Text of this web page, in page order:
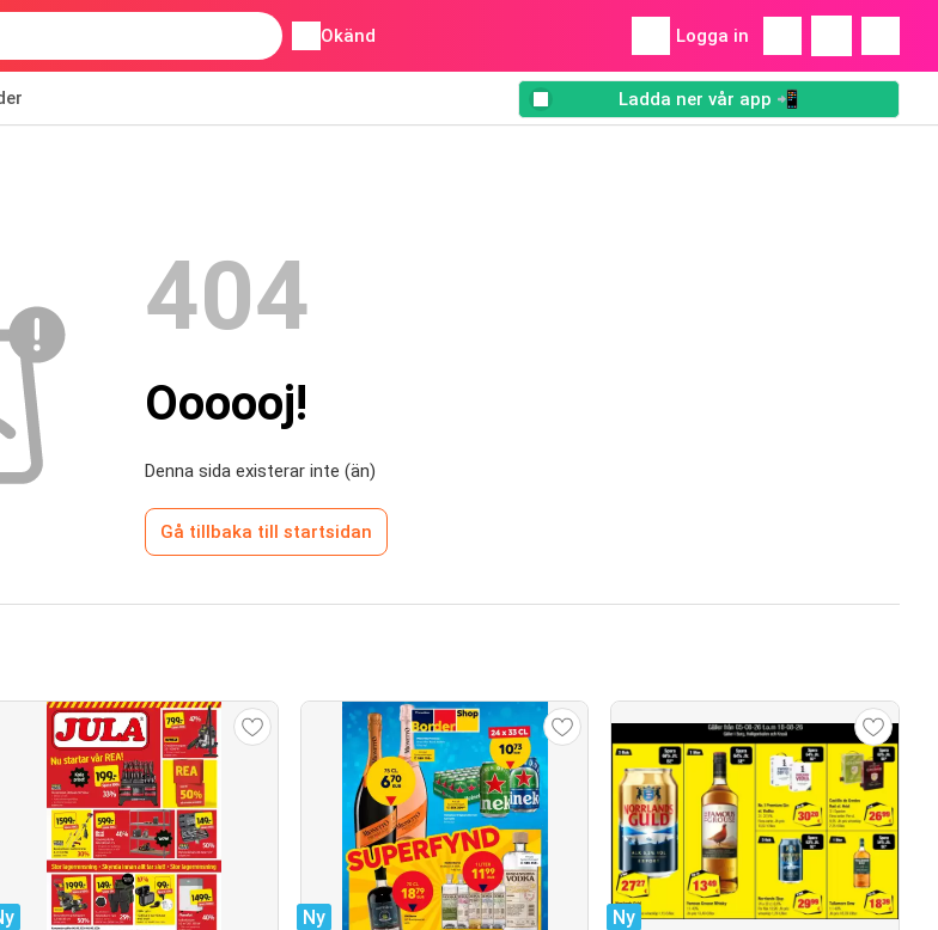
Okänd Logga in
Ladda ner vår app 📲
404
Oooooj!
Denna sida existerar inte (än)
Gå tillbaka till startsidan
Ny
Ny